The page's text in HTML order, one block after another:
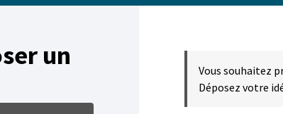
un
Vous souhaitez
Déposez votre